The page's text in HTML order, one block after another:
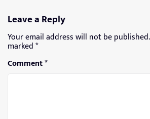
Leave a Reply
Your email address will not be published.
marked*
Comment*